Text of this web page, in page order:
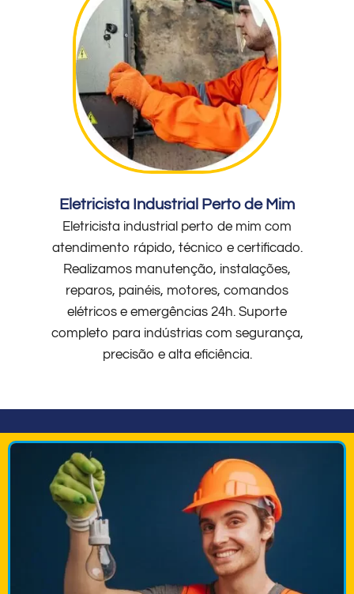
Eletricista Industrial Perto de Mim
Eletricista industrial perto de mim com
atendimento rápido, técnico e certificado.
Realizamos manutenção, instalações,
reparos, painéis, motores, comandos
elétricos e emergências 24h. Suporte
completo para indústrias com segurança,
precisão e alta eficiência.